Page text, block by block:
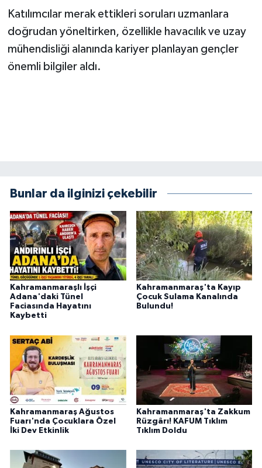
Katılımcılar merak ettikleri soruları uzmanlara
doğrudan yöneltirken, özellikle havacılık ve uzay
mühendisliği alanında kariyer planlayan gençler
önemli bilgiler aldı.
Bunlar da ilginizi çekebilir
Kahramanmaraşlı İşçi
Adana'daki Tünel
Faciasında Hayatını
Kaybetti
Kahramanmaraş'ta Kayıp
Çocuk Sulama Kanalında
Bulundu!
Kahramanmaraş Ağustos
Fuarı'nda Çocuklara Özel
İki Dev Etkinlik
Kahramanmaraş'ta Zakkum
Rüzgârı! KAFUM Tıklım
Tıklım Doldu